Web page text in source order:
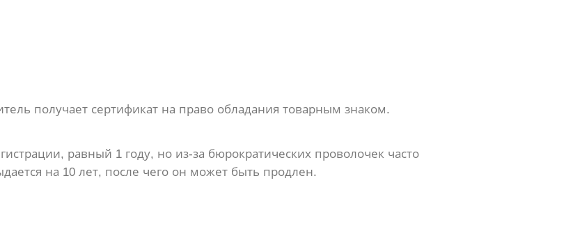
получает сертификат на право обладания товарным знаком.
равный 1 году, но из-за бюрократических проволочек часто
на 10 лет, после чего он может быть продлен.